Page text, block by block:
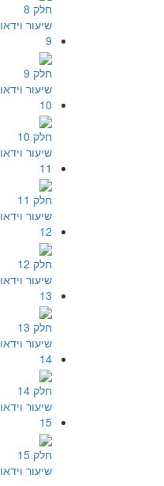
חלק 8
שיעור וידאו
9
חלק 9
שיעור וידאו
10
חלק 10
שיעור וידאו
11
חלק 11
שיעור וידאו
12
חלק 12
שיעור וידאו
13
חלק 13
שיעור וידאו
14
חלק 14
שיעור וידאו
15
חלק 15
שיעור וידאו